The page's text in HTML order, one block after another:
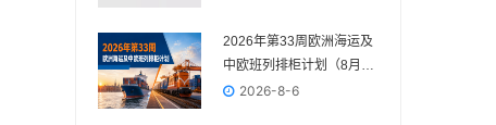
2026年第33周欧洲海运及
中欧班列排柜计划（8月10
日—8月16日）
2026-8-6